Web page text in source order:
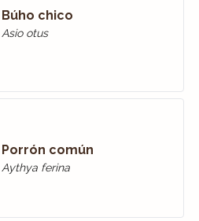
Búho chico
Asio otus
Porrón común
Aythya ferina